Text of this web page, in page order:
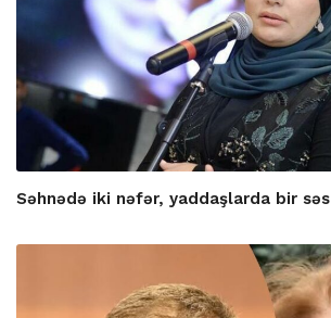
Səhnədə iki nəfər, yaddaşlarda bir səs